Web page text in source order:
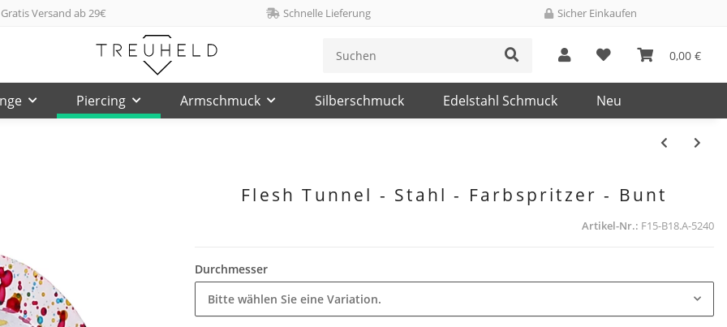
Gratis Versand ab 29€ Schnelle Lieferung Sicher Einkaufen
0,00 €
Piercing Armschmuck Silberschmuck Edelstahl Schmuck Neu
Flesh Tunnel - Stahl - Farbspritzer - Bunt
Artikel-Nr.: F15-B18.A-5240
Durchmesser
Bitte wählen Sie eine Variation.